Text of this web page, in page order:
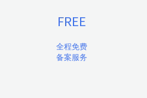
全程免费
备案服务